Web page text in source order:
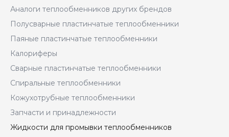
Аналоги теплообменников других брендов
Полусварные пластинчатые теплообменники
Паяные пластинчатые теплообменники
Калориферы
Сварные пластинчатые теплообменники
Спиральные теплообменники
Кожухотрубные теплообменники
Запчасти и принадлежности
Жидкости для промывки теплообменников